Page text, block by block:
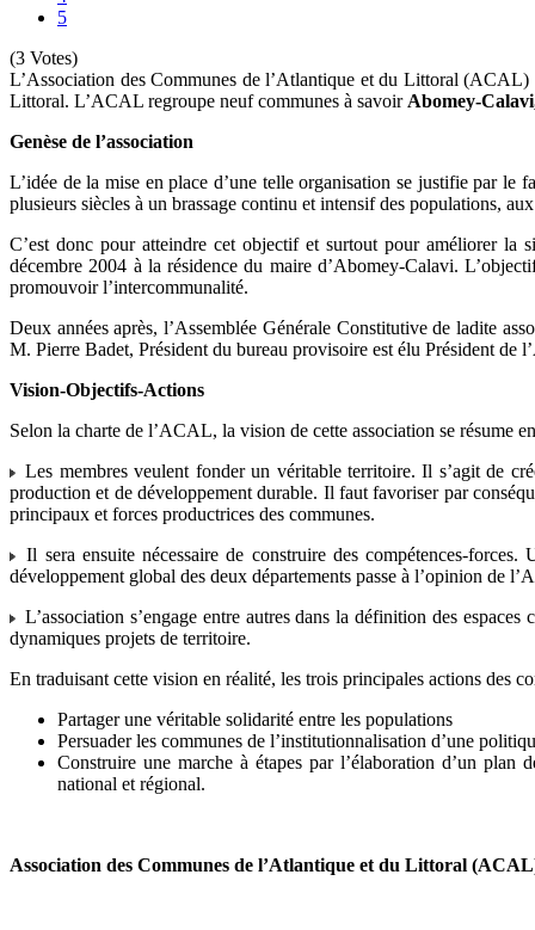
5
(3 Votes)
L’Association des Communes de l’Atlantique et du Littoral (ACAL)
Littoral. L’ACAL regroupe neuf communes à savoir Abomey-
Genèse de l’association
L’idée de la mise en place d’une telle organisation se justifie par le
plusieurs siècles à un brassage continu et intensif des populations,
C’est donc pour atteindre cet objectif et surtout pour améliorer la
décembre 2004 à la résidence du maire d’Abomey-Calavi.
promouvoir l’intercommunalité.
Deux années après, l’Assemblée Générale Constitutive de ladite
M. Pierre Badet, Président du bureau provisoire est élu Président de
Vision-Objectifs-Actions
Selon la charte de l’ACAL, la vision de cette association se résume
Les membres veulent fonder un véritable territoire. Il s’agit de
production et de développement durable. Il faut favoriser par
principaux et forces productrices des communes.
Il sera ensuite nécessaire de construire des compétences-
développement global des deux départements passe à l’opinion de
L’association s’engage entre autres dans la définition des
dynamiques projets de territoire.
En traduisant cette vision en réalité, les trois principales actions des
Partager une véritable solidarité entre les populations
Persuader les communes de l’institutionnalisation d’une
Construire une marche à étapes par l’élaboration d’un plan
national et régional.
Association des Communes de l’Atlantique et du Littoral